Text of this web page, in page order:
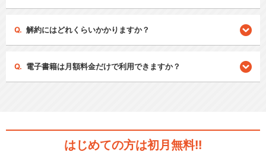
解約にはどれくらいかかりますか？
電子書籍は月額料金だけで利用できますか？
はじめての方は初月無料!!